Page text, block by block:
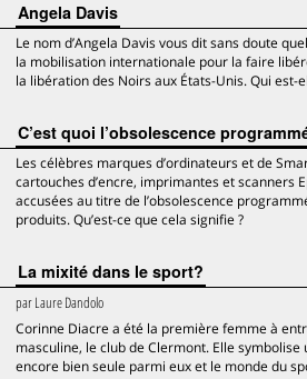
Angela Davis
Le nom d’Angela Davis vous dit sans doute
la mobilisation internationale pour la faire
la libération des Noirs aux États-Unis. Qui est-
C’est quoi l’obsolescence
Les célèbres marques d’ordinateurs et de
cartouches d’encre, imprimantes et scanners
accusées au titre de l’obsolescence
produits. Qu’est-ce que cela signifie ?
La mixité dans le sport?
parLaure Dandolo
Corinne Diacre a été la première femme à
masculine, le club de Clermont. Elle
encore bien seule parmi eux et le monde du